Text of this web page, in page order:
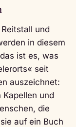
und
in diesem
ist es, was
seit
auszeichnet:
und
die
auf ein Buch